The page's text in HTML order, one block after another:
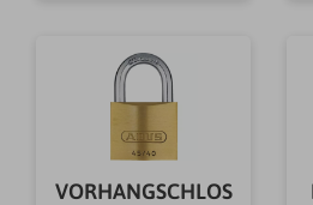
VORHANGSCHLOS